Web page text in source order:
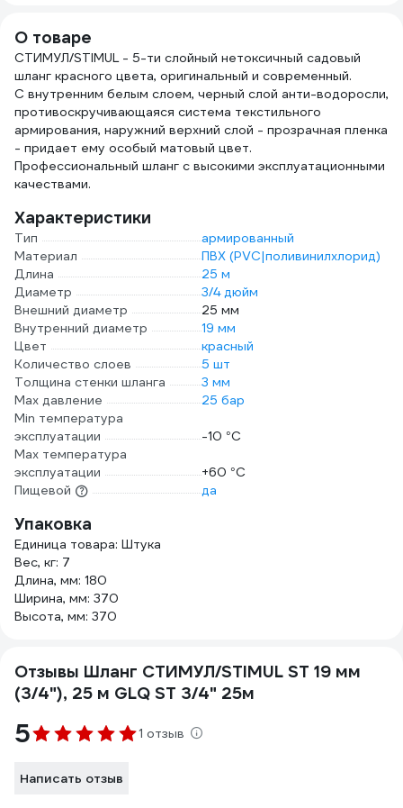
О товаре
СТИМУЛ/STIMUL - 5-ти слойный нетоксичный садовый
шланг красного цвета, оригинальный и современный.
С внутренним белым слоем, черный слой анти-водоросли,
противоскручивающаяся система текстильного
армирования, наружний верхний слой - прозрачная пленка
- придает ему особый матовый цвет.
Профессиональный шланг с высокими эксплуатационными
качествами.
Характеристики
Тип
армированный
Материал
ПВХ (PVC|поливинилхлорид)
Длина
25 м
Диаметр
3/4 дюйм
Внешний диаметр
25 мм
Внутренний диаметр
19 мм
Цвет
красный
Количество слоев
5 шт
Толщина стенки шланга
3 мм
Max давление
25 бар
Min температура
эксплуатации
-10 °С
Мах температура
эксплуатации
+60 °С
Пищевой
да
Упаковка
Единица товара: Штука
Вес, кг: 7
Длина, мм: 180
Ширина, мм: 370
Высота, мм: 370
Отзывы Шланг СТИМУЛ/STIMUL ST 19 мм
(3/4"), 25 м GLQ ST 3/4" 25м
5 1 отзыв
Написать отзыв